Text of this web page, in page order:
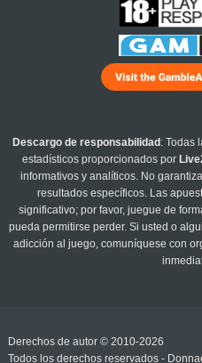
Descargo de responsabilidad : Todas
estadísticos proporcionados por
informativos y analíticos. No
resultados específicos. Las
significativo; por favor, juegue de
pueda permitirse perder. Si usted o
adicción al juego, comuníquese con
Derechos de autor © 2010-2026
Todos los derechos reservados -